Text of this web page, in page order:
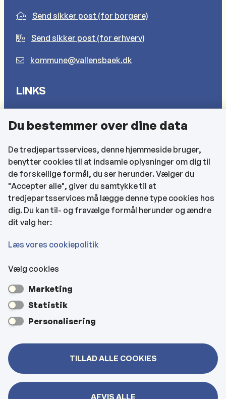
Send sikker post (for borgere)
Send sikker post (for erhverv)
kommune@vallensbaek.dk
LINKS
Cookies
Find EAN-numre
CVR og bankoplysninger
Tilgængelighedserklæring
KONTAKTOPLYSNINGER
Rådhuset
Kultur- & Borgerhuset
Hjemmeplejen og hjemmesygeplejen
Du bestemmer over dine data
De tredjepartsservices, denne hjemmeside bruger,
benytter cookies til at indsamle oplysninger om dig til
de forskellige formål, du ser herunder. Vælger du
"Accepter alle", giver du samtykke til at
tredjepartsservices må lægge denne type cookies hos
dig. Du kan til- og fravælge formål herunder og ændre
dit valg her:
Læs vores cookiepolitik
Vælg cookies
Marketing
Statistik
Personalisering
TILLAD ALLE COOKIES
AFVIS ALLE